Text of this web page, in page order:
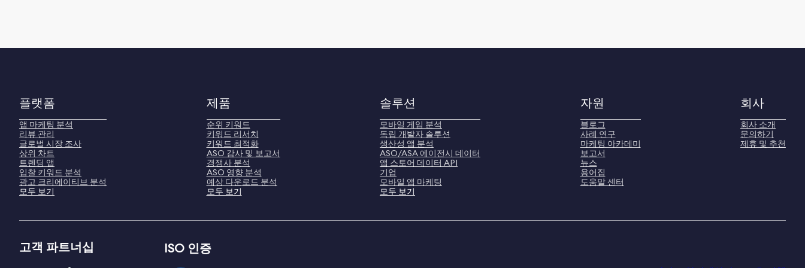
플랫폼
앱 마케팅 분석
리뷰 관리
글로벌 시장 조사
상위 차트
트렌딩 앱
입찰 키워드 분석
광고 크리에이티브 분석
모두 보기
제품
순위 키워드
키워드 리서치
키워드 최적화
ASO 감사 및 보고서
경쟁사 분석
ASO 영향 분석
예상 다운로드 분석
모두 보기
솔루션
모바일 게임 분석
독립 개발자 솔루션
생산성 앱 분석
ASO/ASA 에이전시 데이터
앱 스토어 데이터 API
기업
모바일 앱 마케팅
모두 보기
자원
블로그
사례 연구
마케팅 아카데미
보고서
뉴스
용어집
도움말 센터
회사
회사 소개
문의하기
제휴 및 추천
고객 파트너십 ISO 인증